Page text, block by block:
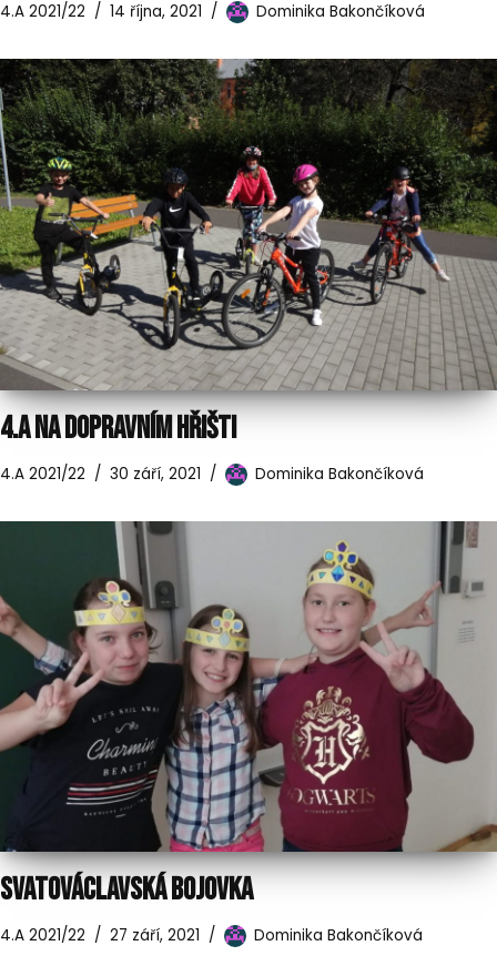
4.A 2021/22 14 října, 2021 Dominika Bakončíková
4.A NA DOPRAVNÍM HŘIŠTI
4.A 2021/22 30 září, 2021 Dominika Bakončíková
SVATOVÁCLAVSKÁ BOJOVKA
4.A 2021/22 27 září, 2021 Dominika Bakončíková